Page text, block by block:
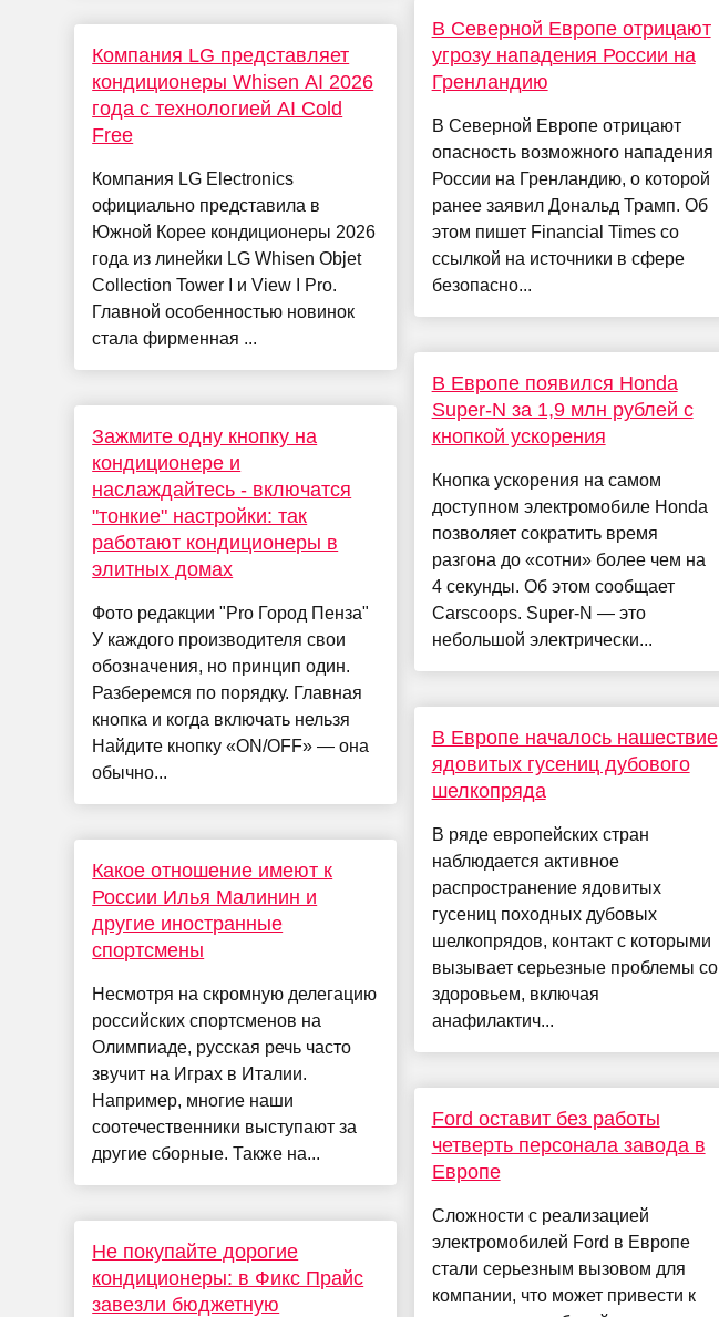
Компания LG представляет
кондиционеры Whisen AI 2026
года с технологией AI Cold
Free
Компания LG Electronics
официально представила в
Южной Корее кондиционеры 2026
года из линейки LG Whisen Objet
Collection Tower I и View I Pro.
Главной особенностью новинок
стала фирменная ...
Зажмите одну кнопку на
кондиционере и
наслаждайтесь - включатся
"тонкие" настройки: так
работают кондиционеры в
элитных домах
Фото редакции "Pro Город Пенза"
У каждого производителя свои
обозначения, но принцип один.
Разберемся по порядку. Главная
кнопка и когда включать нельзя
Найдите кнопку «ON/OFF» — она
обычно...
Какое отношение имеют к
России Илья Малинин и
другие иностранные
спортсмены
Несмотря на скромную делегацию
российских спортсменов на
Олимпиаде, русская речь часто
звучит на Играх в Италии.
Например, многие наши
соотечественники выступают за
другие сборные. Также на...
Не покупайте дорогие
кондиционеры: в Фикс Прайс
завезли бюджетную
В Северной Европе отрицают
угрозу нападения России на
Гренландию
В Северной Европе отрицают
опасность возможного нападения
России на Гренландию, о которой
ранее заявил Дональд Трамп. Об
этом пишет Financial Times со
ссылкой на источники в сфере
безопасно...
В Европе появился Honda
Super-N за 1,9 млн рублей с
кнопкой ускорения
Кнопка ускорения на самом
доступном электромобиле Honda
позволяет сократить время
разгона до «сотни» более чем на
4 секунды. Об этом сообщает
Carscoops. Super-N — это
небольшой электрически...
В Европе началось нашествие
ядовитых гусениц дубового
шелкопряда
В ряде европейских стран
наблюдается активное
распространение ядовитых
гусениц походных дубовых
шелкопрядов, контакт с которыми
вызывает серьезные проблемы со
здоровьем, включая
анафилактич...
Ford оставит без работы
четверть персонала завода в
Европе
Сложности с реализацией
электромобилей Ford в Европе
стали серьезным вызовом для
компании, что может привести к